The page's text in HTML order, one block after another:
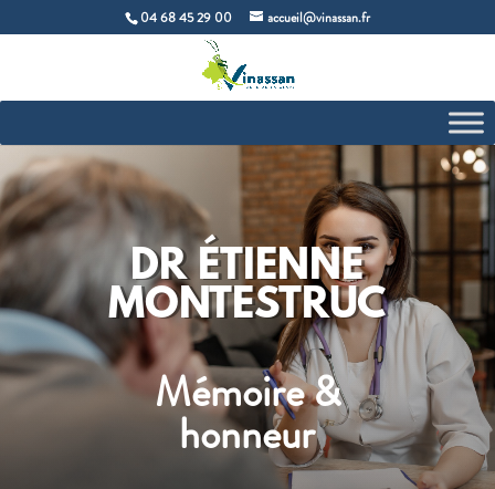
04 68 45 29 00 accueil@vinassan.fr
DR ÉTIENNE
MONTESTRUC
Mémoire &
honneur